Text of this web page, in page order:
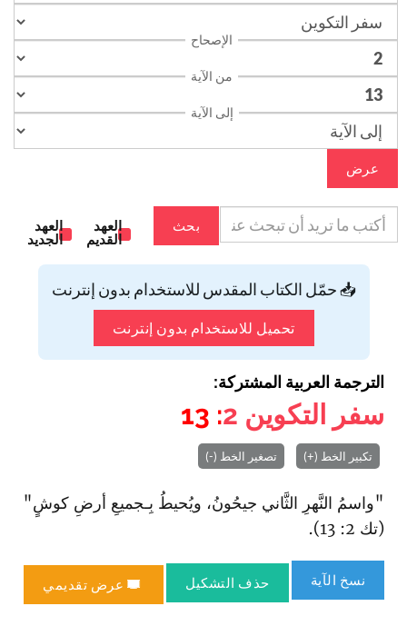
الإصحاح
من الآية
إلى الآية
عرض
بحث
العهد
القديم
العهد
الجديد
📥 حمّل الكتاب المقدس للاستخدام بدون إنترنت
تحميل للاستخدام بدون إنترنت
الترجمة العربية المشتركة:
سفر التكوين 2
: 13
تكبير الخط (+) تصغير الخط (-)
"وا‏سمُ النَّهرِ الثَّاني جيحُونُ، ويُحيطُ بِـجميعِ أرضِ كوشٍ‌"
(تك 2: 13).
نسخ الآية حذف التشكيل عرض تقديمي